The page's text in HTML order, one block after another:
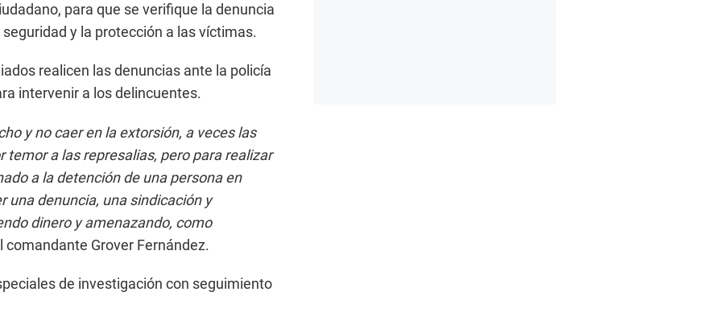
para que se verifique la denuncia
y la protección a las víctimas.
realicen las denuncias ante la policía
intervenir a los delincuentes.
y no caer en la extorsión, a veces las
temor a las represalias, pero para realizar
a la detención de una persona en
una denuncia, una sindicación y
dinero y amenazando, como
comandante Grover Fernández.
de investigación con seguimiento